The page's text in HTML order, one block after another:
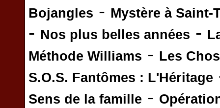
Bojangles - Mystère à Saint-
- Nos plus belles années -
Méthode Williams - Les
S.O.S. Fantômes : L'Héritage
Sens de la famille -